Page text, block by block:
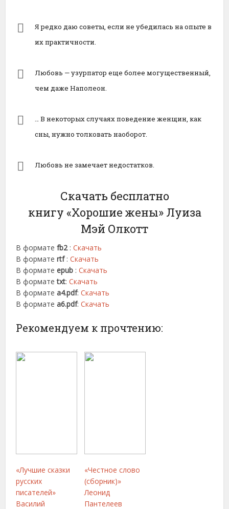
Я редко даю советы, если не убедилась на опыте в
их практичности.
Любовь — узурпатор еще более могущественный,
чем даже Наполеон.
… В некоторых случаях поведение женщин, как
сны, нужно толковать наоборот.
Любовь не замечает недостатков.
Скачать бесплатно
книгу «Хорошие жены» Луиза
Мэй Олкотт
В форматеfb2:Скачать
В форматеrtf :Скачать
В форматеepub :Скачать
В форматеtxt:Скачать
В форматеa4.pdf:Скачать
В форматеa6.pdf:Скачать
Рекомендуем к прочтению:
«Лучшие сказки
русских
писателей»
Василий
«Честное слово
(сборник)»
Леонид
Пантелеев